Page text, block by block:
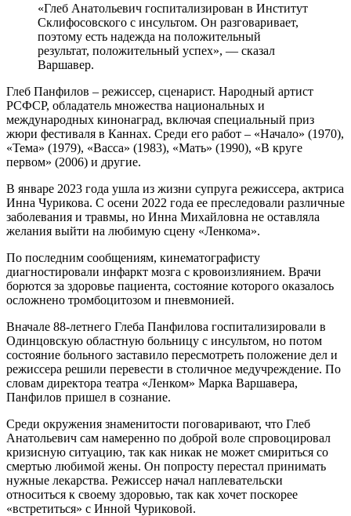
«Глеб Анатольевич госпитализирован в Институт
Склифосовского с инсультом. Он разговаривает,
поэтому есть надежда на положительный
результат, положительный успех», — сказал
Варшавер.
Глеб Панфилов – режиссер, сценарист. Народный артист
РСФСР, обладатель множества национальных и
международных кинонаград, включая специальный приз
жюри фестиваля в Каннах. Среди его работ – «Начало» (1970),
«Тема» (1979), «Васса» (1983), «Мать» (1990), «В круге
первом» (2006) и другие.
В январе 2023 года ушла из жизни супруга режиссера, актриса
Инна Чурикова. С осени 2022 года ее преследовали различные
заболевания и травмы, но Инна Михайловна не оставляла
желания выйти на любимую сцену «Ленкома».
По последним сообщениям, кинематографисту
диагностировали инфаркт мозга с кровоизлиянием. Врачи
борются за здоровье пациента, состояние которого оказалось
осложнено тромбоцитозом и пневмонией.
Вначале 88-летнего Глеба Панфилова госпитализировали в
Одинцовскую областную больницу с инсультом, но потом
состояние больного заставило пересмотреть положение дел и
режиссера решили перевести в столичное медучреждение. По
словам директора театра «Ленком» Марка Варшавера,
Панфилов пришел в сознание.
Среди окружения знаменитости поговаривают, что Глеб
Анатольевич сам намеренно по доброй воле спровоцировал
кризисную ситуацию, так как никак не может смириться со
смертью любимой жены. Он попросту перестал принимать
нужные лекарства. Режиссер начал наплевательски
относиться к своему здоровью, так как хочет поскорее
«встретиться» с Инной Чуриковой.